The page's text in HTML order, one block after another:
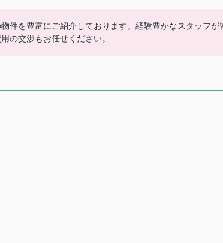
件を豊富にご紹介しております。経験豊かなスタッフが
の交渉もお任せください。